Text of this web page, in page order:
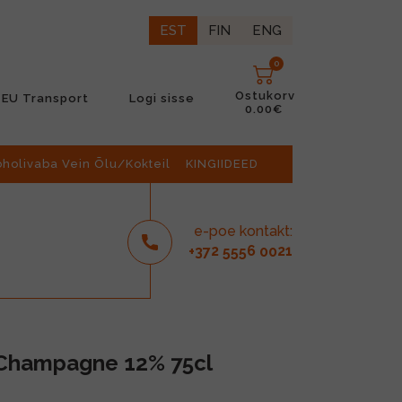
EST FIN ENG
EU Transport Logi sisse
0
Ostukorv
0.00€
Vein Õlu/Kokteil KINGIIDEED
e-poe kontakt:
+372 5556 0021
12% 75cl